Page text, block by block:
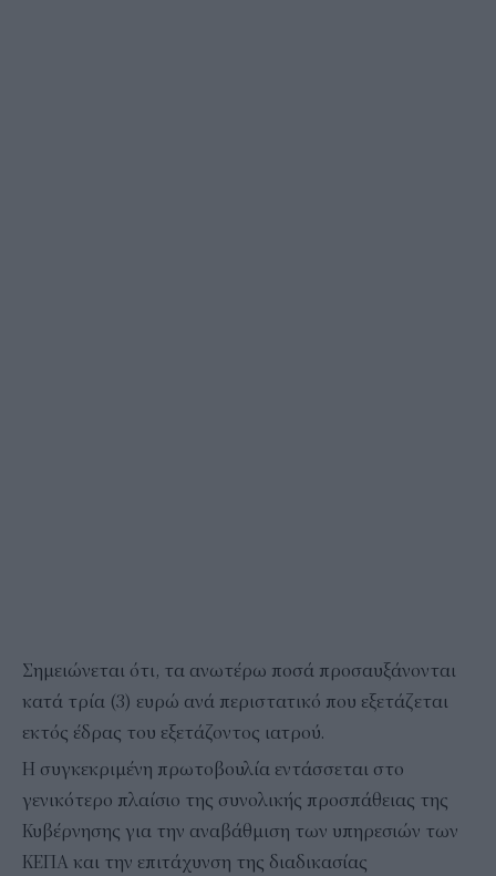
Σημειώνεται ότι, τα ανωτέρω ποσά προσαυξάνονται
κατά τρία (3) ευρώ ανά περιστατικό που εξετάζεται
εκτός έδρας του εξετάζοντος ιατρού.
Η συγκεκριμένη πρωτοβουλία εντάσσεται στο
γενικότερο πλαίσιο της συνολικής προσπάθειας της
Κυβέρνησης για την αναβάθμιση των υπηρεσιών των
ΚΕΠΑ και την επιτάχυνση της διαδικασίας